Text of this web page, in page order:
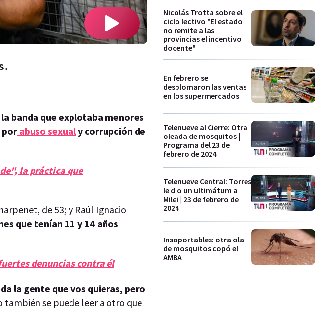
banda que explotaba menores
por abuso sexualy corrupción de
la práctica que
de 53; y Raúl Ignacio
que tenían 11 y 14 años
denuncias contra él
la gente que vos quieras, pero
también se puede leer a otro que
Nicolás Trotta sobre el
ciclo lectivo "El estado
no remite a las
provincias el incentivo
docente"
En febrero se
desplomaron las ventas
en los supermercados
Telenueve al Cierre: Otra
oleada de mosquitos |
Programa del 23 de
febrero de 2024
Telenueve Central: Torres
le dio un ultimátum a
Milei | 23 de febrero de
2024
Insoportables: otra ola
de mosquitos copó el
AMBA